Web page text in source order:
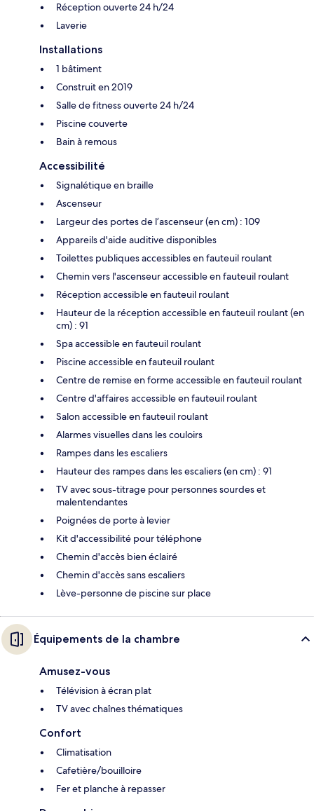
Réception ouverte 24 h/24
Laverie
Installations
1 bâtiment
Construit en 2019
Salle de fitness ouverte 24 h/24
Piscine couverte
Bain à remous
Accessibilité
Signalétique en braille
Ascenseur
Largeur des portes de l’ascenseur (en cm) : 109
Appareils d'aide auditive disponibles
Toilettes publiques accessibles en fauteuil roulant
Chemin vers l'ascenseur accessible en fauteuil roulant
Réception accessible en fauteuil roulant
Hauteur de la réception accessible en fauteuil roulant (en
cm) : 91
Spa accessible en fauteuil roulant
Piscine accessible en fauteuil roulant
Centre de remise en forme accessible en fauteuil roulant
Centre d'affaires accessible en fauteuil roulant
Salon accessible en fauteuil roulant
Alarmes visuelles dans les couloirs
Rampes dans les escaliers
Hauteur des rampes dans les escaliers (en cm) : 91
TV avec sous-titrage pour personnes sourdes et
malentendantes
Poignées de porte à levier
Kit d'accessibilité pour téléphone
Chemin d'accès bien éclairé
Chemin d'accès sans escaliers
Lève-personne de piscine sur place
Équipements de la chambre
Amusez-vous
Télévision à écran plat
TV avec chaînes thématiques
Confort
Climatisation
Cafetière/bouilloire
Fer et planche à repasser